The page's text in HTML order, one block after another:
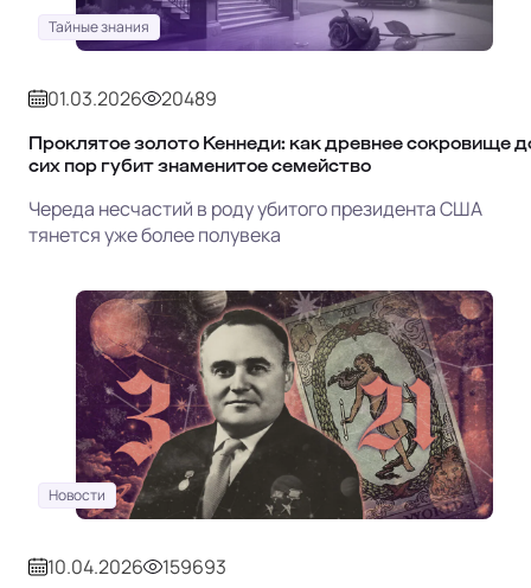
Тайные знания
01.03.2026 20489
Проклятое золото Кеннеди: как древнее сокровище
сих пор губит знаменитое семейство
Череда несчастий в роду убитого президента США
тянется уже более полувека
Новости
10.04.2026 159693